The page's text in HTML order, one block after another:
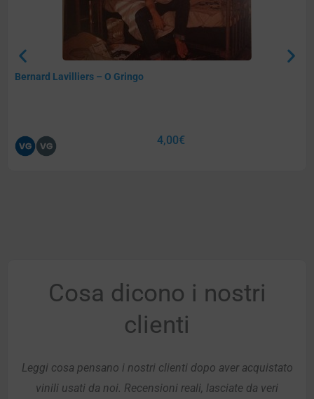
Bernard Lavilliers – O Gringo
4,00€
Cosa dicono i nostri
clienti
Leggi cosa pensano i nostri clienti dopo aver acquistato
vinili usati da noi. Recensioni reali, lasciate da veri